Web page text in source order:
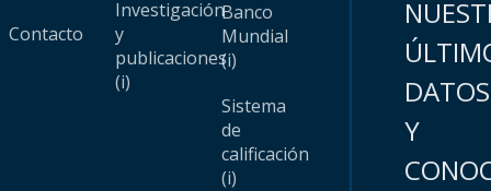
Contacto
Investigación
y
publicaciones
(i)
Banco
Mundial
(i)
Sistema
de
calificación
(i)
DATOS
Y